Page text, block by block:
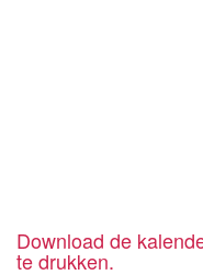
Download de
te drukken.